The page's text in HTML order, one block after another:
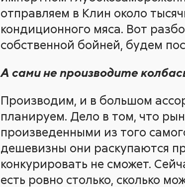
отправляем в Клин около
кондиционного мяса. Вот
собственной бойней, будем
А сами не производите
Производим, и в большом
планируем. Дело в том, что
произведенными из того
дешевизны они раскупаются
конкурировать не сможет.
есть ровно столько, сколько